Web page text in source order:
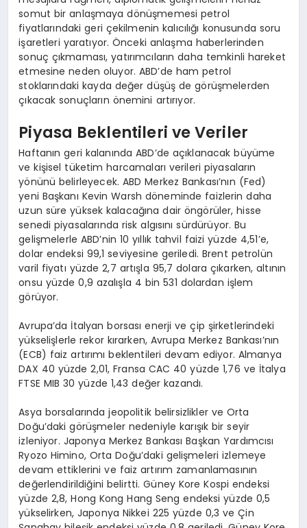
somut bir anlaşmaya dönüşmemesi petrol
fiyatlarındaki geri çekilmenin kalıcılığı konusunda soru
işaretleri yaratıyor. Önceki anlaşma haberlerinden
sonuç çıkmaması, yatırımcıların daha temkinli hareket
etmesine neden oluyor. ABD’de ham petrol
stoklarındaki kayda değer düşüş de görüşmelerden
çıkacak sonuçların önemini artırıyor.
Piyasa Beklentileri ve Veriler
Haftanın geri kalanında ABD’de açıklanacak büyüme
ve kişisel tüketim harcamaları verileri piyasaların
yönünü belirleyecek. ABD Merkez Bankası’nın (Fed)
yeni Başkanı Kevin Warsh döneminde faizlerin daha
uzun süre yüksek kalacağına dair öngörüler, hisse
senedi piyasalarında risk algısını sürdürüyor. Bu
gelişmelerle ABD’nin 10 yıllık tahvil faizi yüzde 4,51’e,
dolar endeksi 99,1 seviyesine geriledi. Brent petrolün
varil fiyatı yüzde 2,7 artışla 95,7 dolara çıkarken, altının
onsu yüzde 0,9 azalışla 4 bin 531 dolardan işlem
görüyor.
Avrupa’da İtalyan borsası enerji ve çip şirketlerindeki
yükselişlerle rekor kırarken, Avrupa Merkez Bankası’nın
(ECB) faiz artırımı beklentileri devam ediyor. Almanya
DAX 40 yüzde 2,01, Fransa CAC 40 yüzde 1,76 ve İtalya
FTSE MIB 30 yüzde 1,43 değer kazandı.
Asya borsalarında jeopolitik belirsizlikler ve Orta
Doğu’daki görüşmeler nedeniyle karışık bir seyir
izleniyor. Japonya Merkez Bankası Başkan Yardımcısı
Ryozo Himino, Orta Doğu’daki gelişmeleri izlemeye
devam ettiklerini ve faiz artırım zamanlamasının
değerlendirildiğini belirtti. Güney Kore Kospi endeksi
yüzde 2,8, Hong Kong Hang Seng endeksi yüzde 0,5
yükselirken, Japonya Nikkei 225 yüzde 0,3 ve Çin